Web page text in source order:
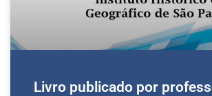
Livro publicado por